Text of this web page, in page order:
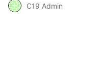
C19 Admin